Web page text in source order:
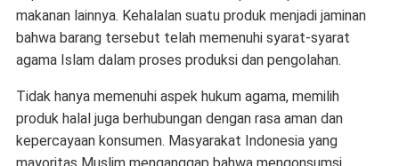
makanan lainnya. Kehalalan suatu produk menjadi jaminan
bahwa barang tersebut telah memenuhi syarat-syarat
agama Islam dalam proses produksi dan pengolahan.
Tidak hanya memenuhi aspek hukum agama, memilih
produk halal juga berhubungan dengan rasa aman dan
kepercayaan konsumen. Masyarakat Indonesia yang